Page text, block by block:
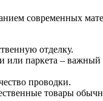
современных
отделку.
или паркета – важный
проводки.
товары